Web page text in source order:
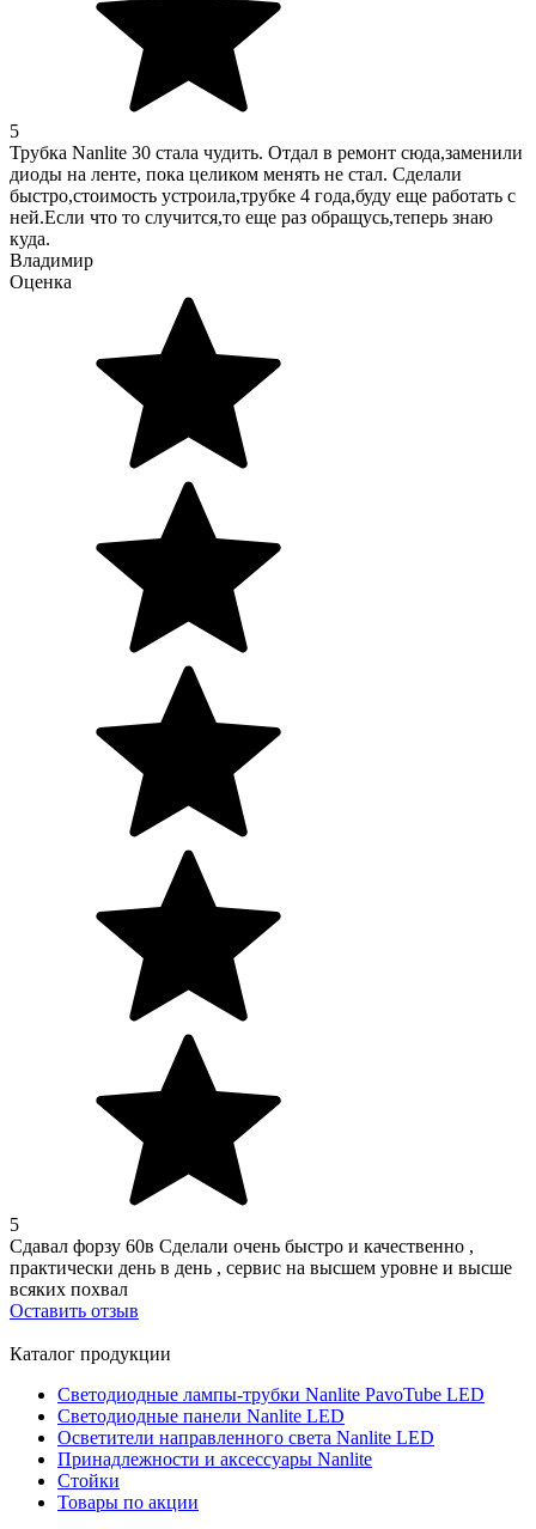
5
Трубка Nanlite 30 стала чудить. Отдал в ремонт сюда,заменили
диоды на ленте, пока целиком менять не стал. Сделали
быстро,стоимость устроила,трубке 4 года,буду еще работать с
ней.Если что то случится,то еще раз обращусь,теперь знаю
куда.
Владимир
Оценка
5
Сдавал форзу 60в Сделали очень быстро и качественно ,
практически день в день , сервис на высшем уровне и высше
всяких похвал
Оставить отзыв
Каталог продукции
Светодиодные лампы-трубки Nanlite PavoTube LED
Светодиодные панели Nanlite LED
Осветители направленного света Nanlite LED
Принадлежности и аксессуары Nanlite
Стойки
Товары по акции